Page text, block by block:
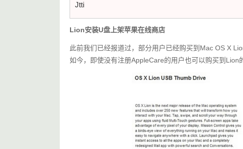
Jtti
Lion安装U盘上架苹果在线商店
此前我们已经报道过，部分用户已经购买到Mac OS X
如今，即使没有注册AppleCare的用户也可以购买到Lion